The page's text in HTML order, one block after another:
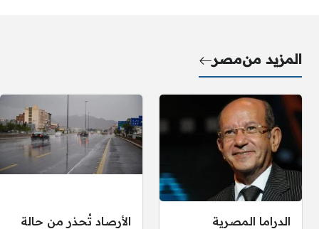
المزيد منمصر
الدراما المصرية الأرصاد تُحذر من حالة